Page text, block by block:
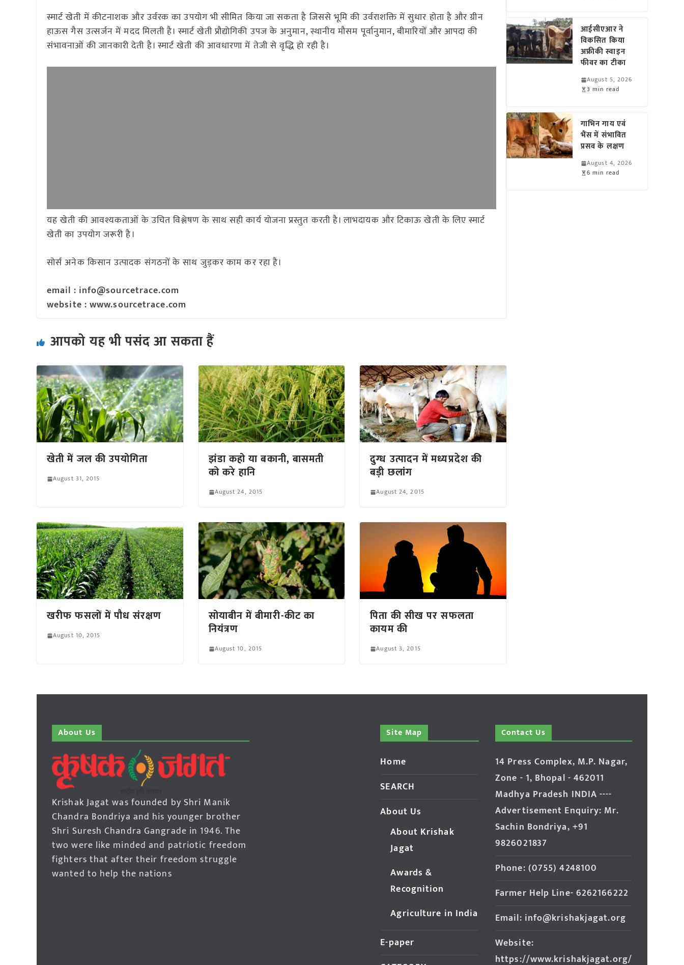
स्मार्ट खेती में कीटनाशक और उर्वरक का उपयोग भी सीमित किया जा सकता है जिससे भूमि की उर्वराशक्ति में सुधार होता है और ग्रीन
हाऊस गैस उत्सर्जन में मदद मिलती है। स्मार्ट खेती प्रौद्योगिकी उपज के अनुमान, स्थानीय मौसम पूर्वानुमान, बीमारियों और आपदा की
संभावनाओं की जानकारी देती है। स्मार्ट खेती की आवधारणा में तेजी से वृद्धि हो रही है।
यह खेती की आवश्यकताओं के उचित विश्लेषण के साथ सही कार्य योजना प्रस्तुत करती है। लाभदायक और टिकाऊ खेती के लिए स्मार्ट
खेती का उपयोग जरूरी है।
सोर्स अनेक किसान उत्पादक संगठनों के साथ जुड़कर काम कर रहा है।
email : info@sourcetrace.com
website : www.sourcetrace.com
आपको यह भी पसंद आ सकता हैं
खेती में जल की उपयोगिता
August 31, 2015
झंडा कहो या बकानी, बासमती
को करे हानि
August 24, 2015
दुग्ध उत्पादन में मध्यप्रदेश की
बड़ी छलांग
August 24, 2015
खरीफ फसलों में पौध संरक्षण
August 10, 2015
सोयाबीन में बीमारी-कीट का
नियंत्रण
August 10, 2015
पिता की सीख पर सफलता
कायम की
August 3, 2015
आईसीएआर ने
विकसित किया
अफ्रीकी स्वाइन
फीवर का टीका
August 5, 2026
3 min read
गाभिन गाय एवं
भैंस में संभावित
प्रसव के लक्षण
August 4, 2026
6 min read
About Us
Krishak Jagat was founded by Shri Manik
Chandra Bondriya and his younger brother
Shri Suresh Chandra Gangrade in 1946. The
two were like minded and patriotic freedom
fighters that after their freedom struggle
wanted to help the nations
Site Map
Home
SEARCH
About Us
About Krishak
Jagat
Awards &
Recognition
Agriculture in India
E-paper
Contact Us
14 Press Complex, M.P. Nagar,
Zone - 1, Bhopal - 462011
Madhya Pradesh INDIA ----
Advertisement Enquiry: Mr.
Sachin Bondriya, +91
9826021837
Phone: (0755) 4248100
Farmer Help Line- 6262166222
Email: info@krishakjagat.org
Website:
https://www.krishakjagat.org/